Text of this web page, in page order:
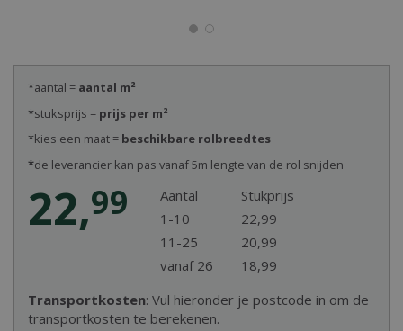
Transportkosten: Vul hieronder je postcode in om de
transportkosten te berekenen.
22,99 Aantal
Stukprijs
1-10
22,99
11-25
20,99
vanaf 26
18,99
*aantal = aantal m²
*stuksprijs = prijs per m²
*kies een maat = beschikbare rolbreedtes
*de leverancier kan pas vanaf 5m lengte van de rol snijden